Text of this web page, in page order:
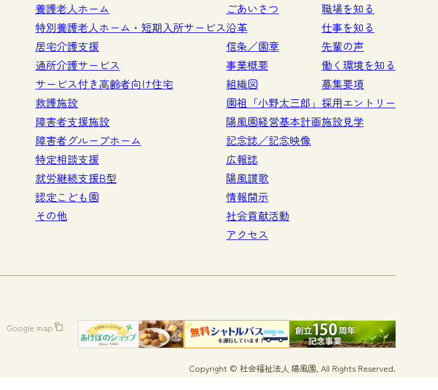
養護老人ホーム
特別養護老人ホーム・短期入所サービス
居宅介護支援
通所介護サービス
サービス付き高齢者向け住宅
救護施設
障害者支援施設
障害者グループホーム
特定相談支援
就労継続支援B型
認定こども園
その他
ごあいさつ
沿革
信条／園章
事業概要
組織図
園祖「小野太三郎」
陽風園経営基本計画
記念誌／記念映像
広報誌
陽風讃歌
情報開示
社会貢献活動
アクセス
職場を知る
仕事を知る
先輩の声
働く環境を知る
募集要項
採用エントリー
施設見学
Google map
Copyright © 社会福祉法人 陽風園, All Rights Reserved.